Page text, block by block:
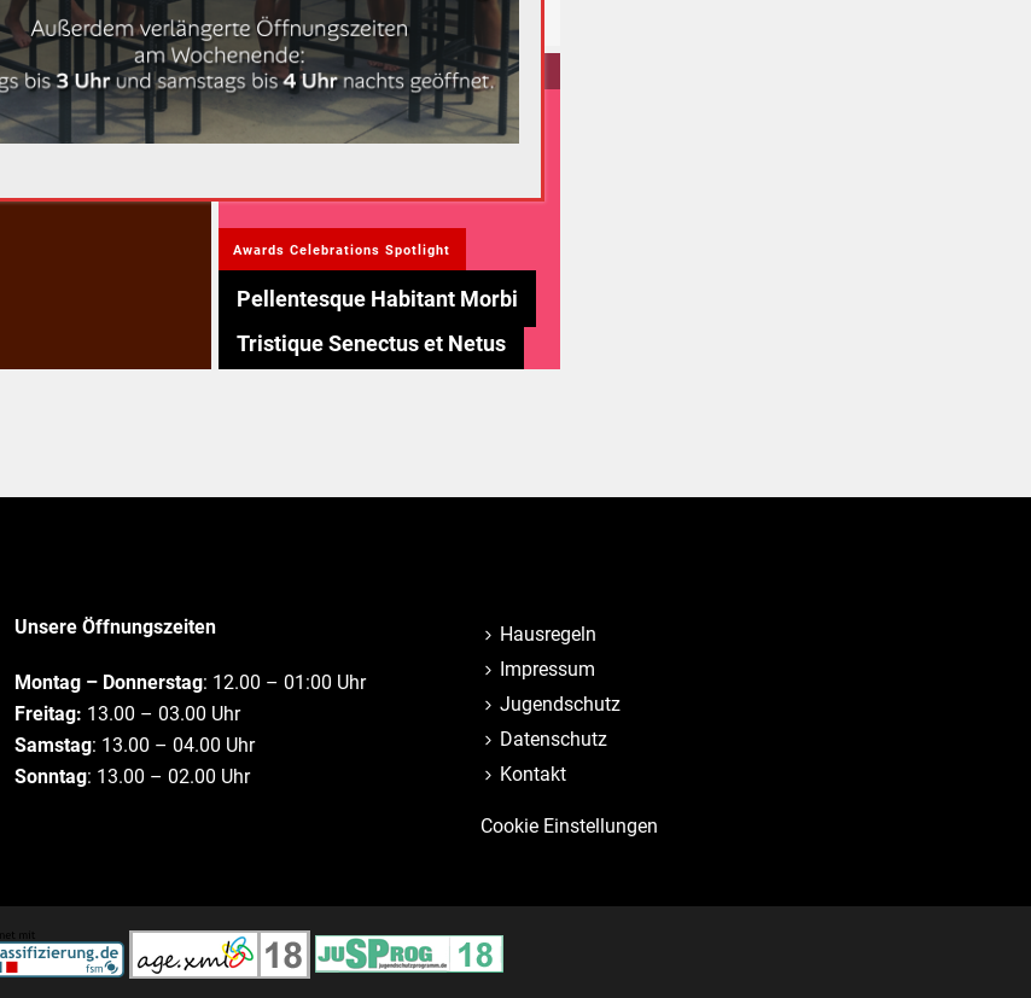
vestibulum ornare, purus
quam ultricies magna
Read more
Awards Celebrations Spotlight
Pellentesque Habitant Morbi
Tristique Senectus et Netus
Unsere Öffnungszeiten
Montag – Donnerstag: 12.00 – 01:00 Uhr
Freitag: 13.00 – 03.00 Uhr
Samstag: 13.00 – 04.00 Uhr
Sonntag: 13.00 – 02.00 Uhr
Hausregeln
Impressum
Jugendschutz
Datenschutz
Kontakt
Cookie Einstellungen